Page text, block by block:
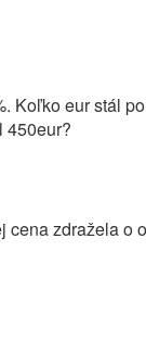
Koľko eur stál
450eur?
zdražela o